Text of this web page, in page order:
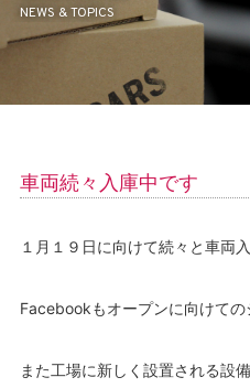
アフターセールス
採用情報
NEWS & TOPICS
車両続々入庫中です
１月１９日に向けて続々と車両
Facebookもオープンに向けての
また工場に新しく設置される設